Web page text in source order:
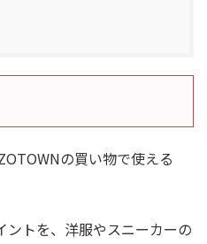
の買い物で使える
ントを、洋服やスニーカーの